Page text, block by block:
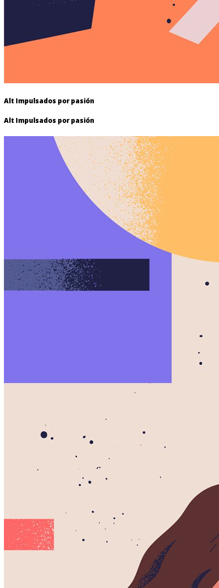
Alt Impulsados por pasión
Alt Impulsados por pasión